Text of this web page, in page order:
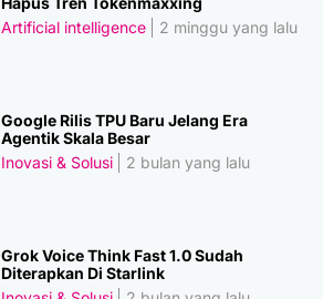
Artificial intelligence
2 minggu yang lalu
Google Rilis TPU Baru Jelang Era
Agentik Skala Besar
Inovasi & Solusi
2 bulan yang lalu
Grok Voice Think Fast 1.0 Sudah
Diterapkan Di Starlink